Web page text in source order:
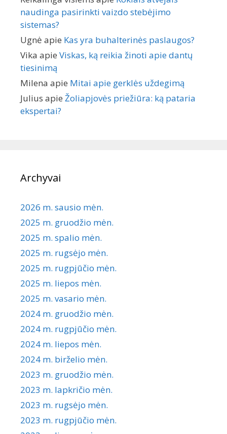
naudinga pasirinkti vaizdo stebėjimo
sistemas?
Ugnė apie Kas yra buhalterinės paslaugos?
Vika apie Viskas, ką reikia žinoti apie dantų
tiesinimą
Milena apie Mitai apie gerklės uždegimą
Julius apie Žoliapjovės priežiūra: ką pataria
ekspertai?
Archyvai
2026 m. sausio mėn.
2025 m. gruodžio mėn.
2025 m. spalio mėn.
2025 m. rugsėjo mėn.
2025 m. rugpjūčio mėn.
2025 m. liepos mėn.
2025 m. vasario mėn.
2024 m. gruodžio mėn.
2024 m. rugpjūčio mėn.
2024 m. liepos mėn.
2024 m. birželio mėn.
2023 m. gruodžio mėn.
2023 m. lapkričio mėn.
2023 m. rugsėjo mėn.
2023 m. rugpjūčio mėn.